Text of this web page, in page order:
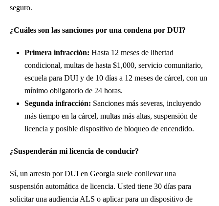
seguro.
¿Cuáles son las sanciones por una condena por DUI?
Primera infracción: Hasta 12 meses de libertad
condicional, multas de hasta $1,000, servicio comunitario,
escuela para DUI y de 10 días a 12 meses de cárcel, con un
mínimo obligatorio de 24 horas.
Segunda infracción: Sanciones más severas, incluyendo
más tiempo en la cárcel, multas más altas, suspensión de
licencia y posible dispositivo de bloqueo de encendido.
¿Suspenderán mi licencia de conducir?
Sí, un arresto por DUI en Georgia suele conllevar una
suspensión automática de licencia. Usted tiene 30 días para
solicitar una audiencia ALS o aplicar para un dispositivo de